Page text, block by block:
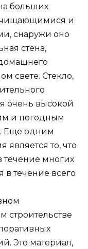
больших
и
снаружи оно
стена,
свете. Стекло,
очень высокой
и погодным
Еще одним
то, что
течение многих
в течение всего
строительстве
Это материал,